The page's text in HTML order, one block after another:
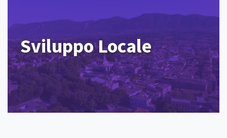
Sviluppo Locale